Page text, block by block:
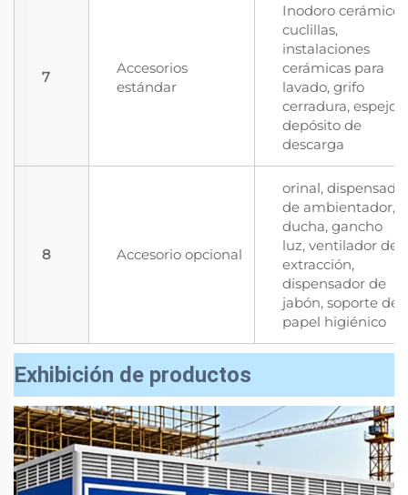
7
Accesorios
estándar
Inodoro cerámico
cuclillas,
instalaciones
cerámicas para
lavado, grifo
cerradura, espejo,
depósito de
descarga
8 Accesorio opcional
orinal,
de ambientador,
ducha, gancho
luz, ventilador de
extracción,
dispensador de
jabón, soporte de
papel higiénico
Exhibición de productos